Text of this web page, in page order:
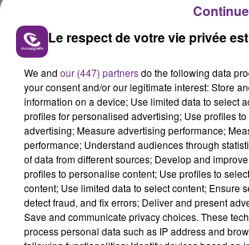
LA CENTRALE NUCLÉAIRE DE
TOUJOURS À L'ARRÊT
Cela fait déjà une semaine que la
nucléaire ardennaise est à l'arrêt.
justifiée par la sécheresse intense
présente.
LE MAGASIN JOUÉCLUB DE
SES PORTES
Le respect de votre vie privée
We and our (447) partnersdo the following data
your consent and/or our legitimate interest: Store
information on a device; Use limited data to select
profiles for personalised advertising; Use profiles
advertising; Measure advertising performance;
performance; Understand audiences through
of data from different sources; Develop and
profiles to personalise content; Use profiles to
content; Use limited data to select content; Ensure
detect fraud, and fix errors; Deliver and present
Save and communicate privacy choices. These
process personal data such as IP address and